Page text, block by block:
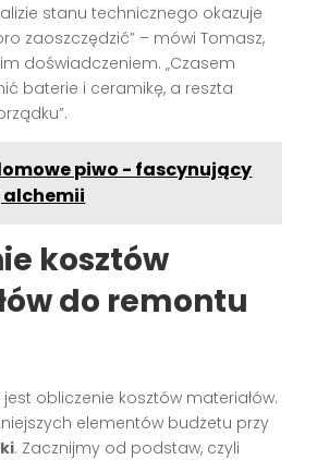
stanu technicznego okazuje
zaoszczędzić” – mówi Tomasz,
doświadczeniem. „Czasem
baterie i ceramikę, a reszta
piwo - fascynujący
kosztów
do remontu
obliczenie kosztów materiałów.
elementów budżetu przy
. Zacznijmy od podstaw, czyli